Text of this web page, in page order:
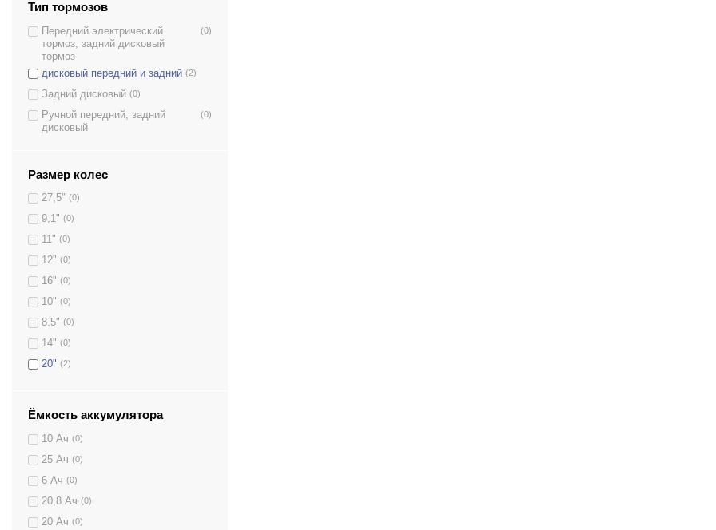
Тип тормозов
Передний электрический
тормоз, задний дисковый
тормоз
(0)
дисковый передний и задний (2)
Задний дисковый (0)
Ручной передний, задний
дисковый
(0)
Размер колес
27,5″ (0)
9,1" (0)
11" (0)
12" (0)
16" (0)
10" (0)
8.5" (0)
14" (0)
20" (2)
Ёмкость аккумулятора
10 Ач (0)
25 Ач (0)
6 Ач (0)
20,8 Ач (0)
20 Ач (0)